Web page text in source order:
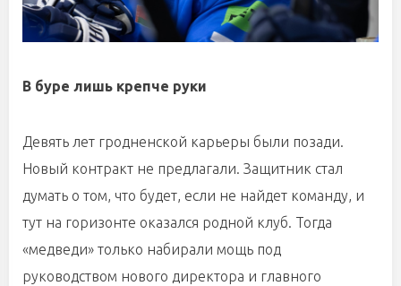
В буре лишь крепче руки
Девять лет гродненской карьеры были позади.
Новый контракт не предлагали. Защитник стал
думать о том, что будет, если не найдет команду, и
тут на горизонте оказался родной клуб. Тогда
«медведи» только набирали мощь под
руководством нового директора и главного